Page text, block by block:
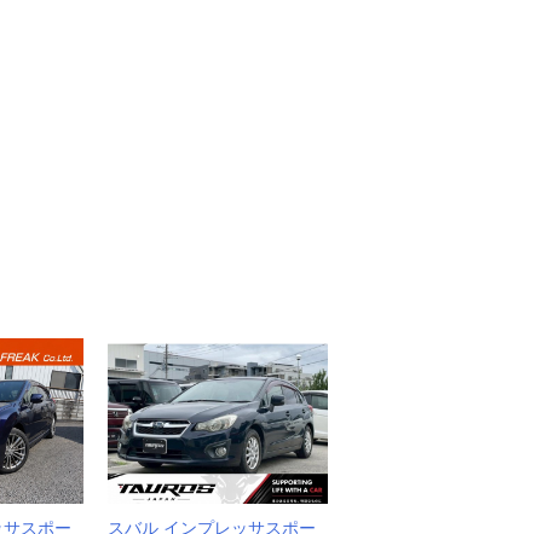
スポー スバル インプレッサスポー